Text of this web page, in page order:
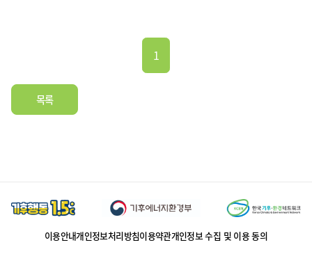
1
목록
이용안내개인정보처리방침이용약관개인정보 수집 및 이용 동의